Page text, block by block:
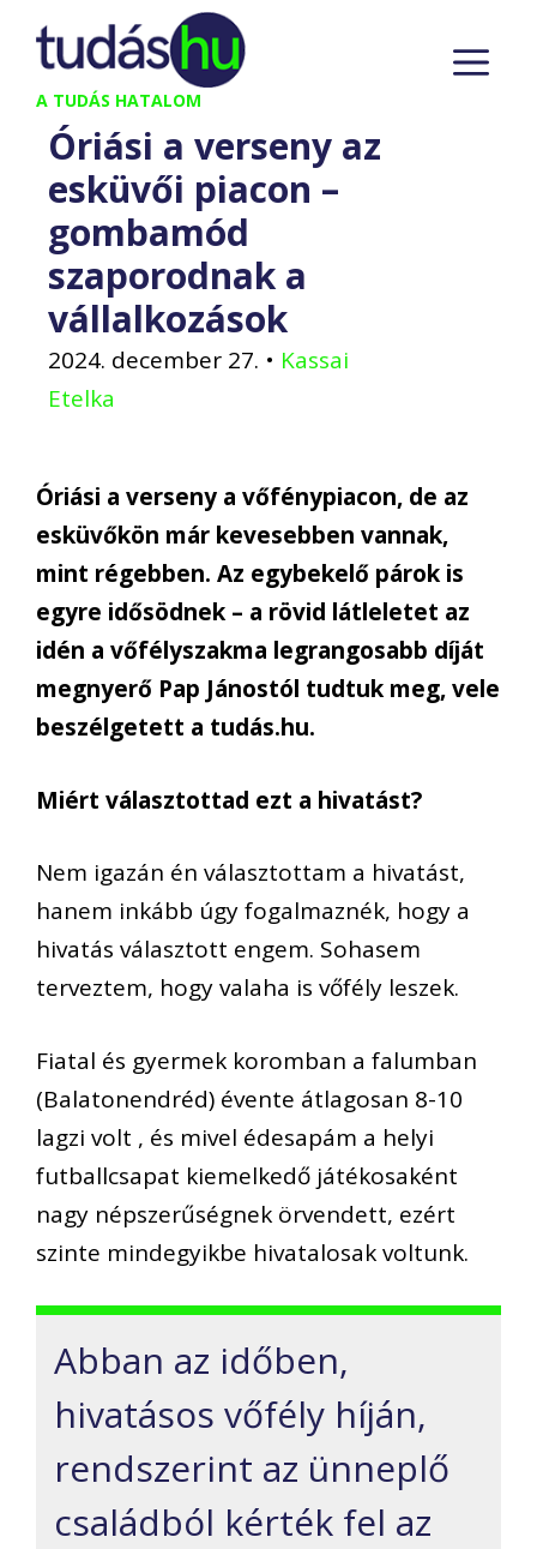
Kilépés
tartalomba
A TUDÁS HATALOM
Óriási a verseny az
esküvői piacon –
gombamód
szaporodnak a
vállalkozások
2024. december 27. • Kassai
Etelka
Óriási a verseny a vőfénypiacon, de az
esküvőkön már kevesebben vannak,
mint régebben. Az egybekelő párok is
egyre idősödnek – a rövid látleletet az
idén a vőfélyszakma legrangosabb díját
megnyerő Pap Jánostól tudtuk meg, vele
beszélgetett a tudás.hu.
Miért választottad ezt a hivatást?
Nem igazán én választottam a hivatást,
hanem inkább úgy fogalmaznék, hogy a
hivatás választott engem. Sohasem
terveztem, hogy valaha is vőfély leszek.
Fiatal és gyermek koromban a falumban
(Balatonendréd) évente átlagosan 8-10
lagzi volt , és mivel édesapám a helyi
futballcsapat kiemelkedő játékosaként
nagy népszerűségnek örvendett, ezért
szinte mindegyikbe hivatalosak voltunk.
Abban az időben,
hivatásos vőfély híján,
rendszerint az ünneplő
családból kérték fel az